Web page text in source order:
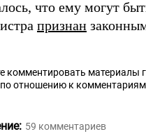
что ему могут
признан
комментировать материалы
отношению к комментариям
59 комментариев